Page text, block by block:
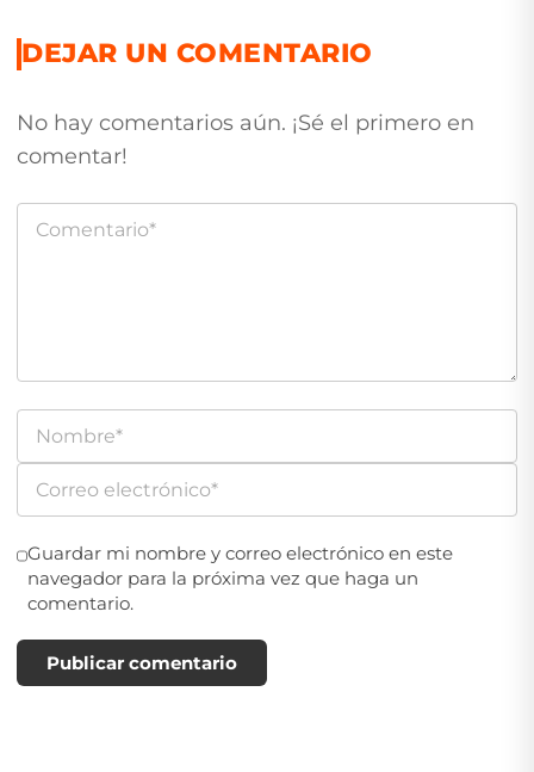
DEJAR UN COMENTARIO
No hay comentarios aún. ¡Sé el primero en
comentar!
Guardar mi nombre y correo electrónico en este
navegador para la próxima vez que haga un
comentario.
Publicar comentario